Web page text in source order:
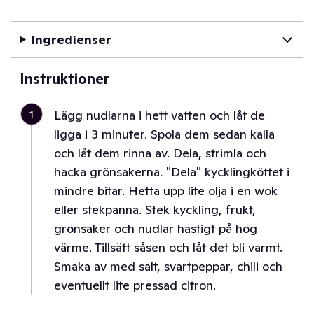
Ingredienser
Instruktioner
1
Lägg nudlarna i hett vatten och låt de
ligga i 3 minuter. Spola dem sedan kalla
och låt dem rinna av. Dela, strimla och
hacka grönsakerna. "Dela" kycklingköttet i
mindre bitar. Hetta upp lite olja i en wok
eller stekpanna. Stek kyckling, frukt,
grönsaker och nudlar hastigt på hög
värme. Tillsätt såsen och låt det bli varmt.
Smaka av med salt, svartpeppar, chili och
eventuellt lite pressad citron.